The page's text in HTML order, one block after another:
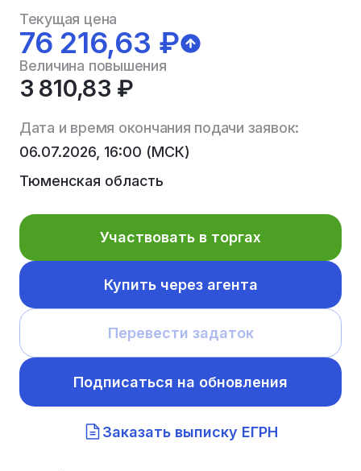
Текущая цена
76 216,63 ₽
Величина повышения
3 810,83 ₽
Дата и время окончания подачи заявок:
06.07.2026, 16:00 (МСК)
Тюменская область
Участвовать в торгах
Купить через агента
Перевести задаток
Подписаться на обновления
Заказать выписку ЕГРН